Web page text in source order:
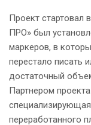
Проект стартовал
ПРО» был
маркеров, в
перестало писать
достаточный
Партнером
переработанного